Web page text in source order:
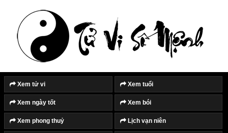
Xem tử vi Xem tuổi
Xem ngày tốt Xem bói
Xem phong thuỷ Lịch vạn niên